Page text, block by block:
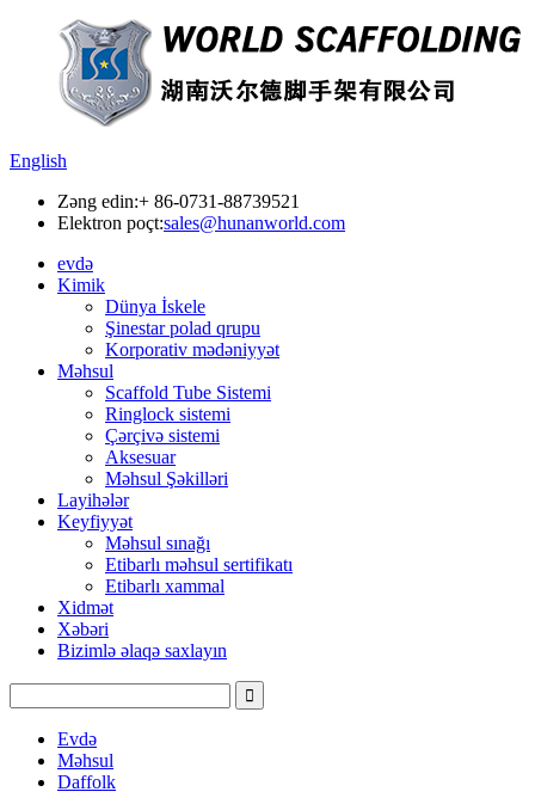
English
Zəng edin:+ 86-0731-88739521
Elektron poçt:sales@hunanworld.com
evdə
Kimik
Dünya İskele
Şinestar polad qrupu
Korporativ mədəniyyət
Məhsul
Scaffold Tube Sistemi
Ringlock sistemi
Çərçivə sistemi
Aksesuar
Məhsul Şəkilləri
Layihələr
Keyfiyyət
Məhsul sınağı
Etibarlı məhsul sertifikatı
Etibarlı xammal
Xidmət
Xəbəri
Bizimlə əlaqə saxlayın
Evdə
Məhsul
Daffolk